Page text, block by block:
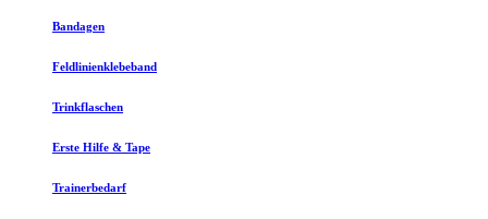
Bandagen
Feldlinienklebeband
Trinkflaschen
Erste Hilfe & Tape
Trainerbedarf